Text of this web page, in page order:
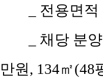
_ 전용면
_ 채당 분
만원, 134㎡(48